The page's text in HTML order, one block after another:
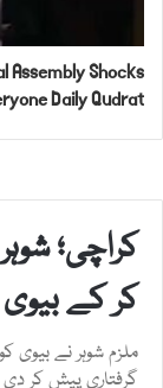
Assembly Shocks
Daily Qudrat